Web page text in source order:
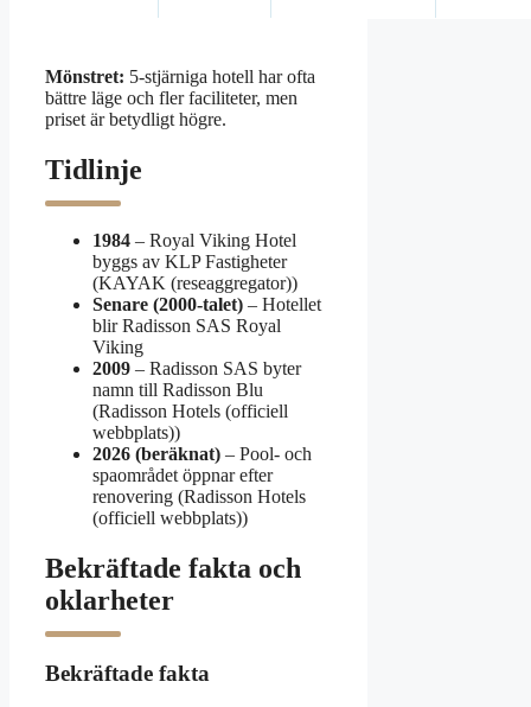
Mönstret: 5-stjärniga hotell har ofta
bättre läge och fler faciliteter, men
priset är betydligt högre.
Tidlinje
1984 – Royal Viking Hotel
byggs av KLP Fastigheter
(KAYAK (reseaggregator))
Senare (2000-talet) – Hotellet
blir Radisson SAS Royal
Viking
2009 – Radisson SAS byter
namn till Radisson Blu
(Radisson Hotels (officiell
webbplats))
2026 (beräknat) – Pool- och
spaområdet öppnar efter
renovering (Radisson Hotels
(officiell webbplats))
Bekräftade fakta och
oklarheter
Bekräftade fakta